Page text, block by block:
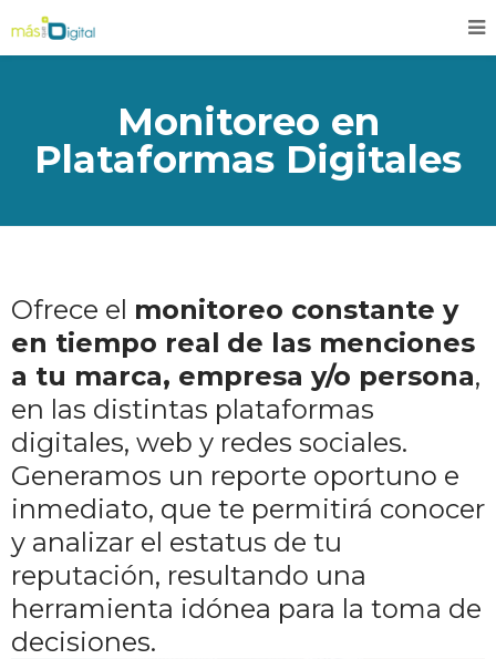
Monitoreo en
Plataformas Digitales
Ofrece el monitoreo constante y
en tiempo real de las menciones
a tu marca, empresa y/o persona,
en las distintas plataformas
digitales, web y redes sociales.
Generamos un reporte oportuno e
inmediato, que te permitirá conocer
y analizar el estatus de tu
reputación, resultando una
herramienta idónea para la toma de
decisiones.